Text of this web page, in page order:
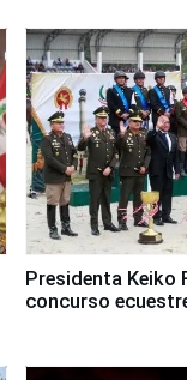
Presidenta Keiko
concurso